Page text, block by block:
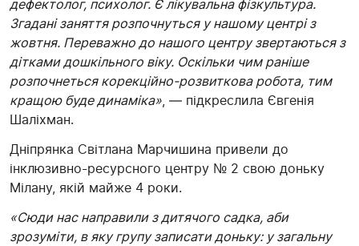
дефектолог, психолог. Є лікувальна фізкультура.
Згадані заняття розпочнуться у нашому центрі з
жовтня. Переважно до нашого центру звертаються з
дітками дошкільного віку. Оскільки чим раніше
розпочнеться корекційно-розвиткова робота, тим
кращою буде динаміка», — підкреслила Євгенія
Шаліхман.
Дніпрянка Світлана Марчишина привели до
інклюзивно-ресурсного центру № 2 свою доньку
Мілану, якій майже 4 роки.
«Сюди нас направили з дитячого садка, аби
зрозуміти, в яку групу записати доньку: у загальну